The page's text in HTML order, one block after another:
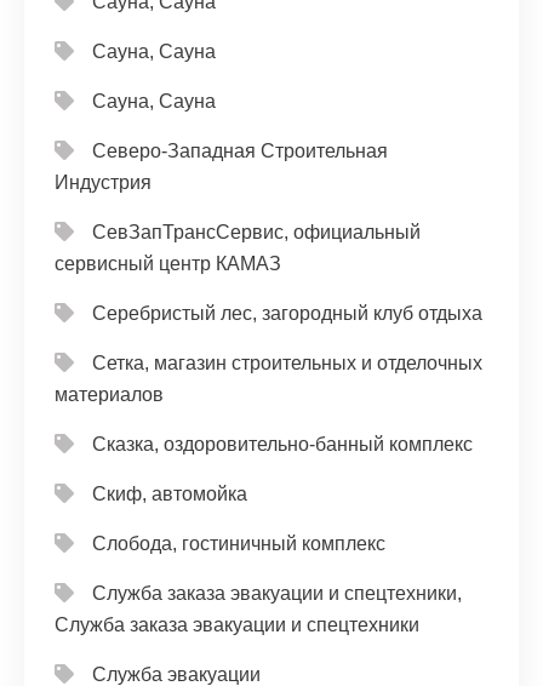
Сауна, Сауна
Сауна, Сауна
Северо-Западная Строительная
Индустрия
СевЗапТрансСервис, официальный
сервисный центр КАМАЗ
Серебристый лес, загородный клуб отдыха
Сетка, магазин строительных и отделочных
материалов
Сказка, оздоровительно-банный комплекс
Скиф, автомойка
Слобода, гостиничный комплекс
Служба заказа эвакуации и спецтехники,
Служба заказа эвакуации и спецтехники
Служба эвакуации